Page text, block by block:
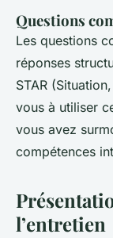
Questions
Les questions
réponses
STAR
vous à utiliser
vous avez
compétences
l’entretien